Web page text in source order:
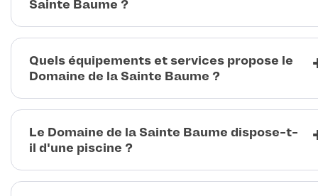
Sainte Baume ?
Quels équipements et services propose le
Domaine de la Sainte Baume ?
Le Domaine de la Sainte Baume dispose-t-
il d'une piscine ?